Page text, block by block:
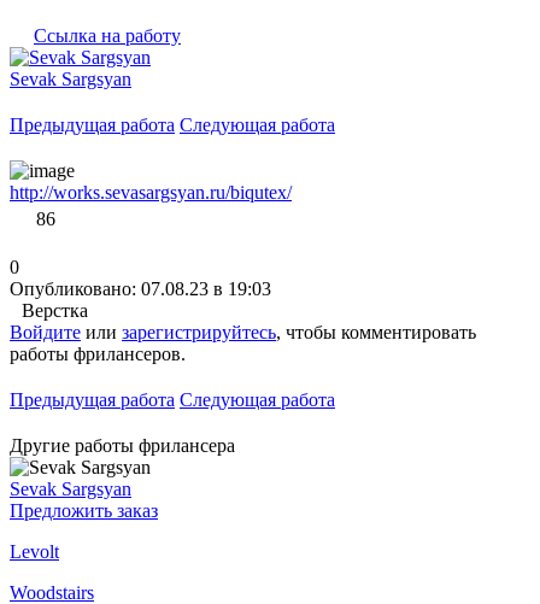
Ссылка на работу
Sevak Sargsyan
Предыдущая работа Следующая работа
http://works.sevasargsyan.ru/biqutex/
86
0
Опубликовано: 07.08.23 в 19:03
Верстка
Войдите или зарегистрируйтесь, чтобы комментировать
работы фрилансеров.
Предыдущая работа Следующая работа
Другие работы фрилансера
Sevak Sargsyan
Предложить заказ
Levolt
Woodstairs